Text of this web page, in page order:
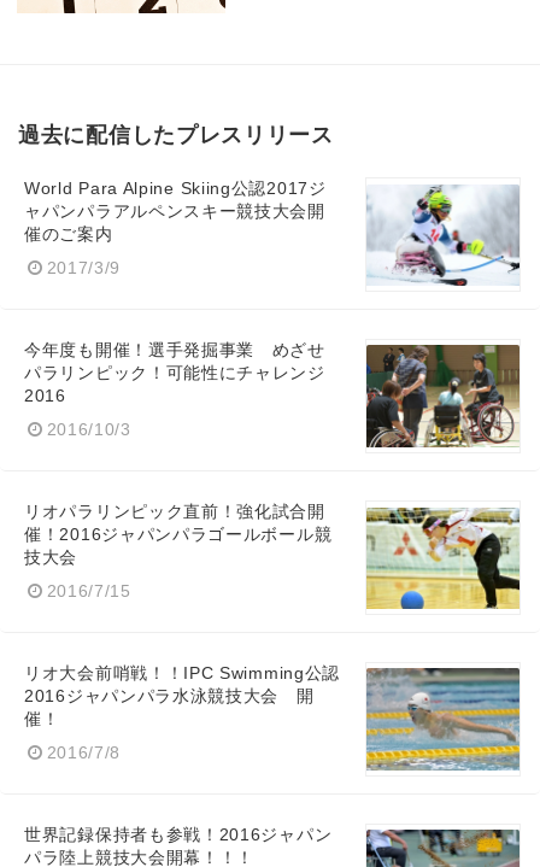
過去に配信したプレスリリース
World Para Alpine Skiing公認2017ジ
ャパンパラアルペンスキー競技大会開
催のご案内
2017/3/9
今年度も開催！選手発掘事業 めざせ
パラリンピック！可能性にチャレンジ
2016
2016/10/3
リオパラリンピック直前！強化試合開
催！2016ジャパンパラゴールボール競
技大会
2016/7/15
リオ大会前哨戦！！IPC Swimming公認
2016ジャパンパラ水泳競技大会 開
催！
2016/7/8
世界記録保持者も参戦！2016ジャパン
パラ陸上競技大会開幕！！！